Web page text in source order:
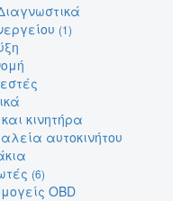
(1)
κινητήρα
αυτοκινήτου
(6)
OBD